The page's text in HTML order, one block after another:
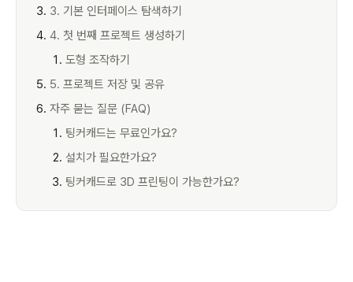
3. 기본 인터페이스 탐색하기
4. 첫 번째 프로젝트 생성하기
도형 조작하기
5. 프로젝트 저장 및 공유
자주 묻는 질문 (FAQ)
팅커캐드는 무료인가요?
설치가 필요한가요?
팅커캐드로 3D 프린팅이 가능한가요?